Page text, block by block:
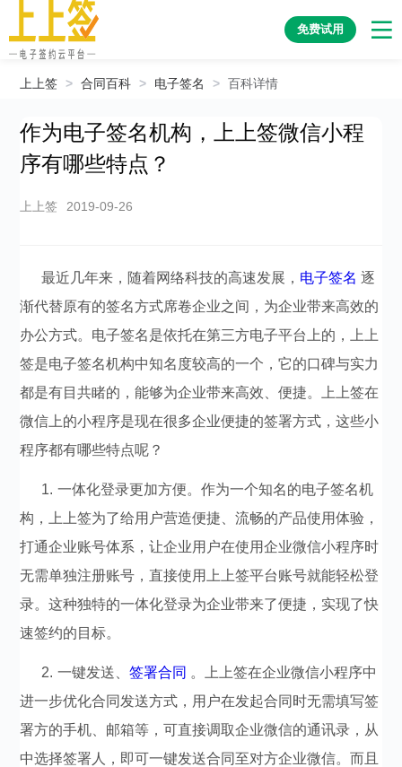
免费试用
上上签 > 合同百科 > 电子签名 > 百科详情
作为电子签名机构，上上签微信小程
序有哪些特点？
上上签 2019-09-26
最近几年来，随着网络科技的高速发展， 电子签名 逐
渐代替原有的签名方式席卷企业之间，为企业带来高效的
办公方式。电子签名是依托在第三方电子平台上的，上上
签是电子签名机构中知名度较高的一个，它的口碑与实力
都是有目共睹的，能够为企业带来高效、便捷。上上签在
微信上的小程序是现在很多企业便捷的签署方式，这些小
程序都有哪些特点呢？
1. 一体化登录更加方便。作为一个知名的电子签名机
构，上上签为了给用户营造便捷、流畅的产品使用体验，
打通企业账号体系，让企业用户在使用企业微信小程序时
无需单独注册账号，直接使用上上签平台账号就能轻松登
录。这种独特的一体化登录为企业带来了便捷，实现了快
速签约的目标。
2.一键发送、签署合同 。上上签在企业微信小程序中
进一步优化合同发送方式，用户在发起合同时无需填写签
署方的手机、邮箱等，可直接调取企业微信的通讯录，从
中选择签署人，即可一键发送合同至对方企业微信。而且